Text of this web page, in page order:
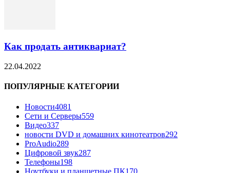
Как продать антиквариат?
22.04.2022
ПОПУЛЯРНЫЕ КАТЕГОРИИ
Новости4081
Сети и Серверы559
Видео337
новости DVD и домашних кинотеатров292
ProAudio289
Цифровой звук287
Телефоны198
Ноутбуки и планшетные ПК170